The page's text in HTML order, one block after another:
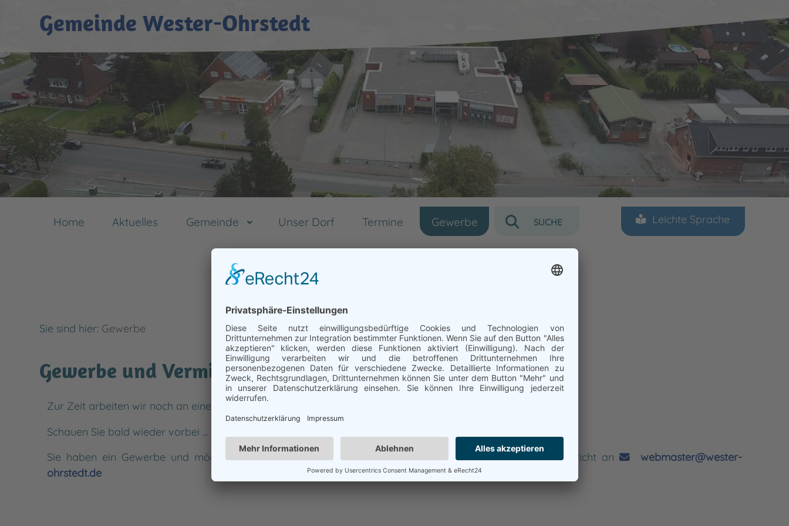
Gemeinde Wester-Ohrstedt
Home Aktuelles Gemeinde Unser Dorf Termine Gewerbe SUCHE
Sprache auswählen
Leichte Sprache
Sie sind hier: Gewerbe
Gewerbe und Vermieter in Wester-Ohrstedt
Zur Zeit arbeiten wir noch an einer Übersicht aller Gewerbetreibenden in Wester-Ohrstedt.
Schauen Sie bald wieder vorbei ...
Sie haben ein Gewerbe und möchten gerne hier ebenfalls erscheinen? Bitte schicken Sie uns eine Nachricht an
webmaster@wester-
ohrstedt.de